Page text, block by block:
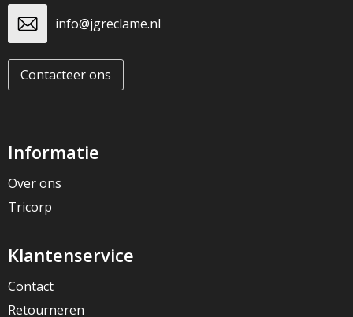
info@jgreclame.nl
Contacteer ons
Informatie
Over ons
Tricorp
Klantenservice
Contact
Retourneren